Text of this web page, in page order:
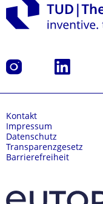
Instagram LinkedIn
Kontakt
Impressum
Datenschutz
Transparenzgesetz
Barrierefreiheit